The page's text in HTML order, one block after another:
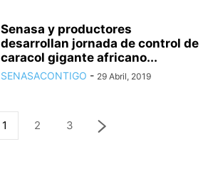
Senasa y productores
desarrollan jornada de control de
caracol gigante africano...
SENASACONTIGO - 29 Abril, 2019
1 2 3